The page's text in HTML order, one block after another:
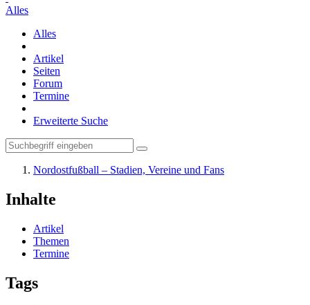
Alles
Alles
Artikel
Seiten
Forum
Termine
Erweiterte Suche
Nordostfußball – Stadien, Vereine und Fans
Inhalte
Artikel
Themen
Termine
Tags